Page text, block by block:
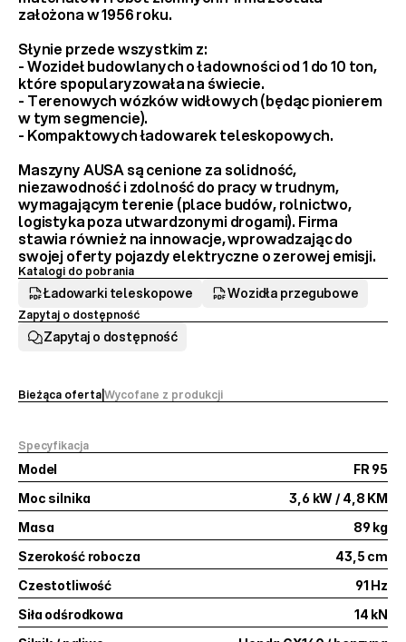
założona w 1956 roku.
Słynie przede wszystkim z:
- Wozideł budowlanych o ładowności od 1 do 10 ton,
które spopularyzowała na świecie.
- Terenowych wózków widłowych (będąc pionierem
w tym segmencie).
- Kompaktowych ładowarek teleskopowych.
Maszyny AUSA są cenione za solidność,
niezawodność i zdolność do pracy w trudnym,
wymagającym terenie (place budów, rolnictwo,
logistyka poza utwardzonymi drogami). Firma
stawia również na innowacje, wprowadzając do
swojej oferty pojazdy elektryczne o zerowej emisji.
Katalogi do pobrania
Ładowarki teleskopowe Wozidła przegubowe
Zapytaj o dostępność
Zapytaj o dostępność
Bieżąca ofertaWycofane z produkcji
Model
FR 95
Moc silnika
3,6 kW / 4,8 KM
Masa
89 kg
Szerokość robocza
43,5 cm
Czestotliwość
91 Hz
Siła odśrodkowa
14 kN
Specyfikacja